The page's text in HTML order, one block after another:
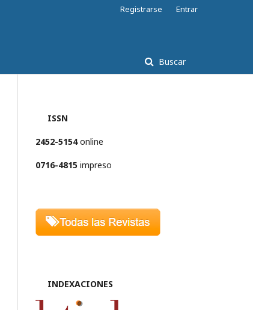
Buscar
Registrarse Entrar
ISSN
2452-5154online
0716-4815 impreso
INDEXACIONES